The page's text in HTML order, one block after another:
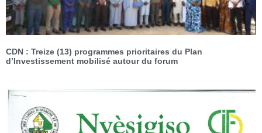
CDN : Treize (13) programmes prioritaires du Plan
d’Investissement mobilisé autour du forum